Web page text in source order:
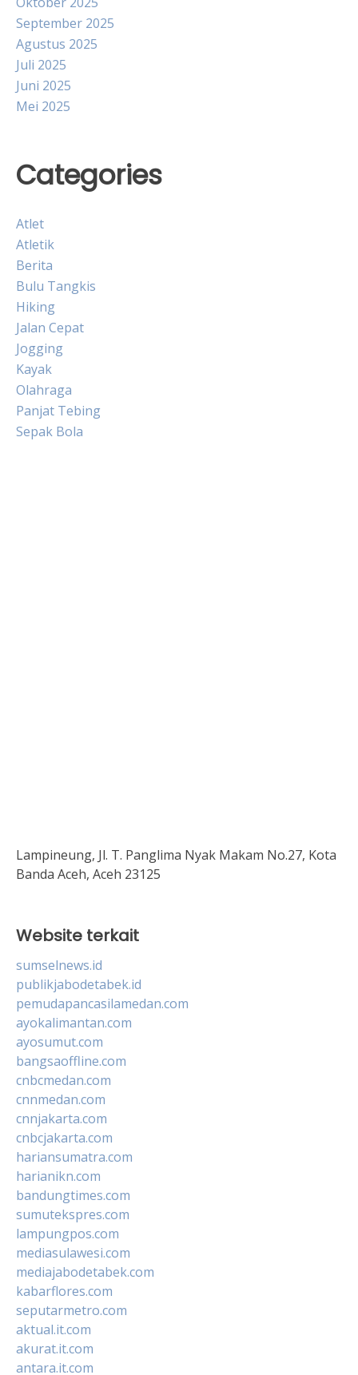
September 2025
Agustus 2025
Juli 2025
Juni 2025
Mei 2025
Categories
Atlet
Atletik
Berita
Bulu Tangkis
Hiking
Jalan Cepat
Jogging
Kayak
Olahraga
Panjat Tebing
Sepak Bola
Lampineung, Jl. T. Panglima Nyak Makam No.27, Kota
Banda Aceh, Aceh 23125
Website terkait
sumselnews.id
publikjabodetabek.id
pemudapancasilamedan.com
ayokalimantan.com
ayosumut.com
bangsaoffline.com
cnbcmedan.com
cnnmedan.com
cnnjakarta.com
cnbcjakarta.com
hariansumatra.com
harianikn.com
bandungtimes.com
sumutekspres.com
lampungpos.com
mediasulawesi.com
mediajabodetabek.com
kabarflores.com
seputarmetro.com
aktual.it.com
akurat.it.com
antara.it.com